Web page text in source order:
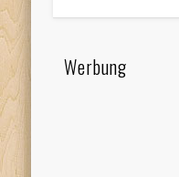
Werbung